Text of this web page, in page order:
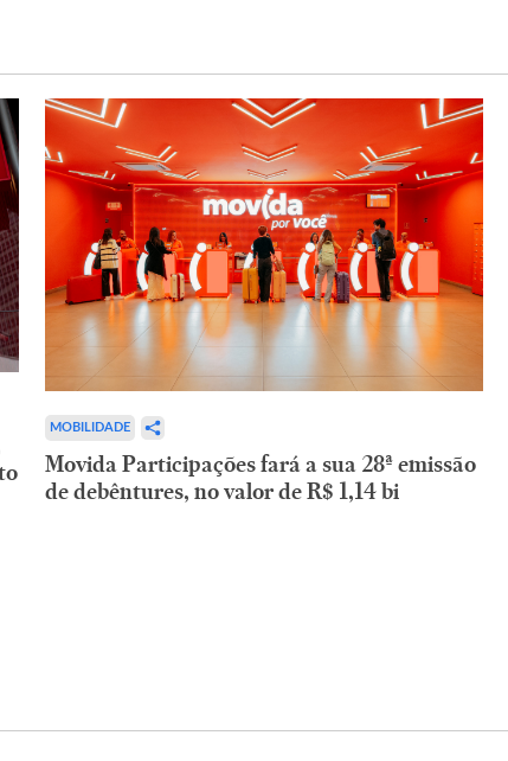
MOBILIDADE
Movida Participações fará a sua 28ª emissão
de debêntures, no valor de R$ 1,14 bi